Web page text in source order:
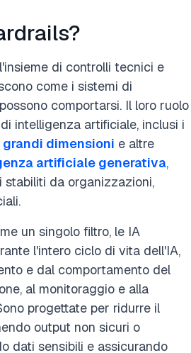
di controlli tecnici e
come i sistemi di
comportarsi. Il loro ruolo
intelligenza artificiale, inclusi i
dimensioni e altre
artificiale generativa,
da organizzazioni,
un singolo filtro, le IA
l'intero ciclo di vita dell'IA,
e dal comportamento del
al monitoraggio e alla
progettate per ridurre il
output non sicuri o
dati sensibili e assicurando